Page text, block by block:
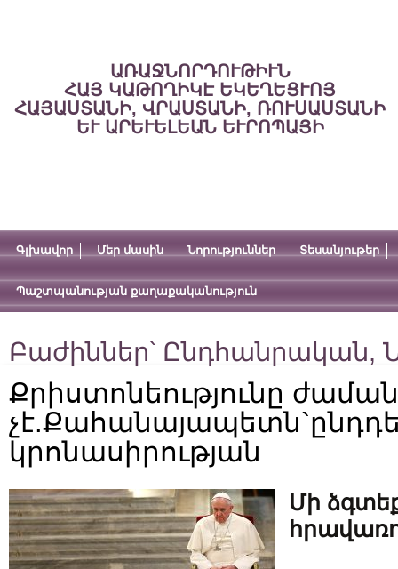
ԱՌԱՋՆՈՐԴՈՒԹԻՒՆ
ՀԱՅ ԿԱԹՈՂԻԿԷ ԵԿԵՂԵՑՒՈՅ
ՀԱՅԱՍՏԱՆԻ, ՎՐԱՍՏԱՆԻ, ՌՈՒՍԱՍՏԱՆԻ
ԵՒ ԱՐԵՒԵԼԵԱՆ ԵՒՐՈՊԱՅԻ
Գլխավոր Մեր մասին Նորություններ Տեսանյութեր
Պաշտպանության քաղաքականություն
Բաժիններ՝ Ընդհանրական,
Քրիստոնեությունը
կրոնասիրության
Մի